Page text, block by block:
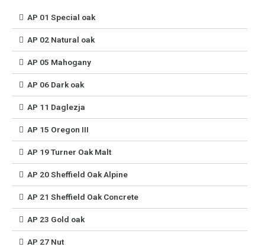
AP 01 Special oak
AP 02 Natural oak
AP 05 Mahogany
AP 06 Dark oak
AP 11 Daglezja
AP 15 Oregon III
AP 19 Turner Oak Malt
AP 20 Sheffield Oak Alpine
AP 21 Sheffield Oak Concrete
AP 23 Gold oak
AP 27 Nut